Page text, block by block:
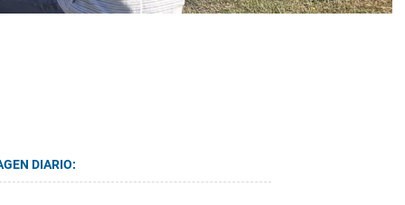
DIARIO: